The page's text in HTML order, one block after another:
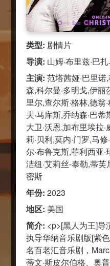
类型: 剧情片
导演: 山姆·布里兹·巴
主演: 范塔茜娅·巴里诺,
森,科尔曼·多明戈,伊丽
里尔,查尔斯·格林,德翁
夫·马库斯,乔纳森·巴
大卫·沃恩,加布里埃拉
莉·贝利,莫内·门罗,马
尔·布鲁克斯,菲利西亚·
洁纽·艾莉丝-泰勒,蒂芙
密斯
年份: 2023
地区: 美国
简介: <p>[黑人为王]导
执导华纳音乐剧版[紫
名百老汇音乐剧，
蒂文·斯皮尔伯格、奥